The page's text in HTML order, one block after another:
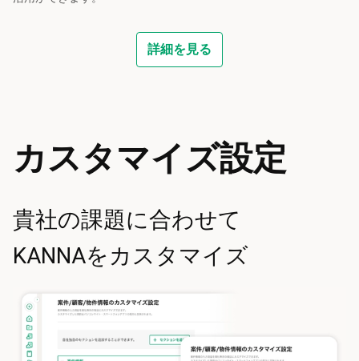
詳細を見る
カスタマイズ設定
貴社の課題に合わせて
KANNAをカスタマイズ